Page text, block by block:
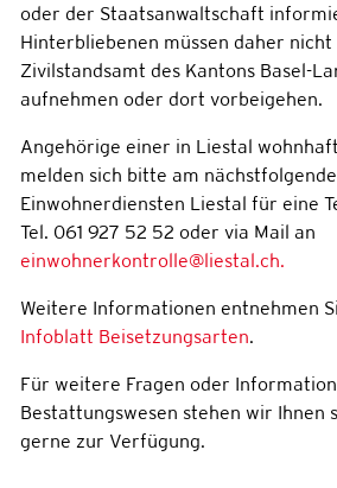
oder der Staatsanwaltschaft
Hinterbliebenen müssen daher
Zivilstandsamt des Kantons Basel-
aufnehmen oder dort vorbeigehen.
Angehörige einer in Liestal
melden sich bitte am
Einwohnerdiensten Liestal für eine
Tel. 061 927 52 52 oder via Mail an
einwohnerkontrolle@liestal.ch.
Weitere Informationen entnehmen
Infoblatt Beisetzungsarten.
Für weitere Fragen oder
Bestattungswesen stehen wir Ihnen
gerne zur Verfügung.